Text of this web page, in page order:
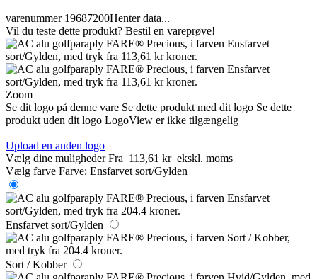
varenummer 19687200Henter data...
Vil du teste dette produkt? Bestil en vareprøve!
Zoom
Se dit logo på denne vare Se dette produkt med dit logo Se dette
produkt uden dit logo LogoView er ikke tilgængelig
Upload en anden logo
Vælg dine muligheder Fra 113,61 kr ekskl. moms
Vælg farve Farve: Ensfarvet sort/Gylden
Ensfarvet sort/Gylden
Sort / Kobber